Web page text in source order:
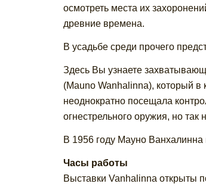
осмотреть места их
древние времена.
В усадьбе среди прочего
Здесь Вы узнаете
(Mauno Wanhalinna), который в
неоднократно посещала
огнестрельного оружия, но
В 1956 году Мауно Ванхалинна
Часы работы
Выставки Vanhalinna открыты